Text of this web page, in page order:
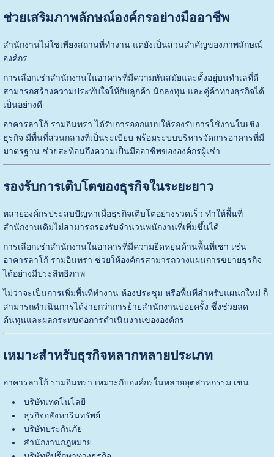
ช่วยเสริมภาพลักษณ์องค์กรอย่างมืออาชีพ
สำนักงานไม่ใช่เพียงสถานที่ทำงาน แต่ยังเป็นส่วนสำคัญของภาพลักษณ์
องค์กร
การเลือกเช่าสำนักงานในอาคารที่มีความทันสมัยและตั้งอยู่บนทำเลที่ดี
สามารถสร้างความประทับใจให้กับลูกค้า นักลงทุน และคู่ค้าทางธุรกิจได้
เป็นอย่างดี
อาคารลาโก้ รามอินทรา ได้รับการออกแบบให้รองรับการใช้งานในเชิง
ธุรกิจ มีพื้นที่ส่วนกลางที่เป็นระเบียบ พร้อมระบบบริหารจัดการอาคารที่มี
มาตรฐาน ช่วยสะท้อนถึงความเป็นมืออาชีพขององค์กรผู้เช่า
รองรับการเติบโตของธุรกิจในระยะยาว
หลายองค์กรประสบปัญหาเมื่อธุรกิจเติบโตอย่างรวดเร็ว ทำให้พื้นที่
สำนักงานเดิมไม่สามารถรองรับจำนวนพนักงานที่เพิ่มขึ้นได้
การเลือกเช่าสำนักงานในอาคารที่มีความยืดหยุ่นด้านพื้นที่เช่า เช่น
อาคารลาโก้ รามอินทรา ช่วยให้องค์กรสามารถวางแผนการขยายธุรกิจ
ได้อย่างมีประสิทธิภาพ
ไม่ว่าจะเป็นการเพิ่มพื้นที่ทำงาน ห้องประชุม หรือพื้นที่สำหรับแผนกใหม่ ก็
สามารถดำเนินการได้ง่ายกว่าการย้ายสำนักงานบ่อยครั้ง ซึ่งช่วยลด
ต้นทุนและผลกระทบต่อการดำเนินงานขององค์กร
เหมาะสำหรับธุรกิจหลากหลายประเภท
อาคารลาโก้ รามอินทรา เหมาะกับองค์กรในหลายอุตสาหกรรม เช่น
บริษัทเทคโนโลยี
ธุรกิจอสังหาริมทรัพย์
บริษัทประกันภัย
สำนักงานกฎหมาย